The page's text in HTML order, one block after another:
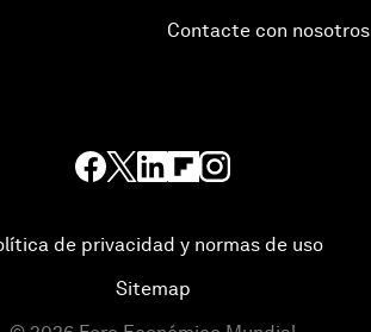
Contacte con nosotros
de privacidad y normas de uso
Sitemap